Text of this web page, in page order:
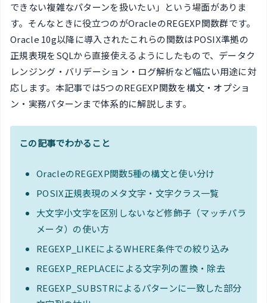
できない複雑なパターンを扱いたい」という場面がありま
す。そんなときに役立つのがOracleのREGEXP関数群です。
Oracle 10g以降に導入されたこれらの関数はPOSIX準拠の
正規表現をSQLから直接使えるようにしたもので、データク
レンジング・バリデーション・ログ解析など幅広い用途に対
応します。本記事では5つのREGEXP関数を構文・オプショ
ン・実務パターンまで体系的に解説します。
この記事でわかること
OracleのREGEXP関数5種の構文と使い分け
POSIX正規表現のメタ文字・文字クラス一覧
大文字小文字を区別しないなど修飾子（マッチパラ
メータ）の使い方
REGEXP_LIKEによるWHERE条件での絞り込み
REGEXP_REPLACEによる文字列の置換・除去
REGEXP_SUBSTRによるパターンに一致した部分